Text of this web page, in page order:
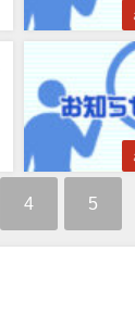
4 5